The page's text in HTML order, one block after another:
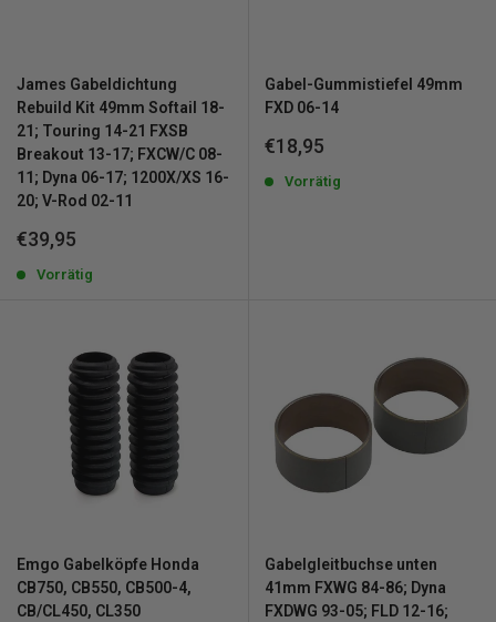
James Gabeldichtung
Rebuild Kit 49mm Softail 18-
21; Touring 14-21 FXSB
Breakout 13-17; FXCW/C 08-
11; Dyna 06-17; 1200X/XS 16-
20; V-Rod 02-11
Sonderpreis
€39,95
Vorrätig
Gabel-Gummistiefel 49mm
FXD 06-14
Sonderpreis
€18,95
Vorrätig
Emgo Gabelköpfe Honda
CB750, CB550, CB500-4,
CB/CL450, CL350
Gabelgleitbuchse unten
41mm FXWG 84-86; Dyna
FXDWG 93-05; FLD 12-16;